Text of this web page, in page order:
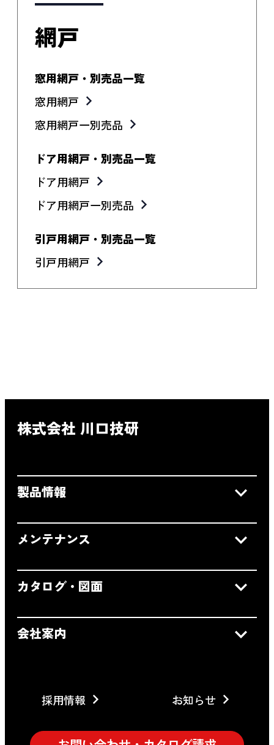
網戸
窓用網戸・別売品一覧
窓用網戸
窓用網戸一別売品
ドア用網戸・別売品一覧
ドア用網戸
ドア用網戸一別売品
引戸用網戸・別売品一覧
引戸用網戸
株式会社 川口技研
製品情報
メンテナンス
カタログ・図面
会社案内
採用情報 お知らせ